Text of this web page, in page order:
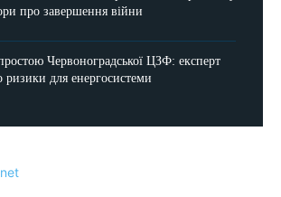
про завершення війни
Червоноградської ЦЗФ: експерт
ризики для енергосистеми